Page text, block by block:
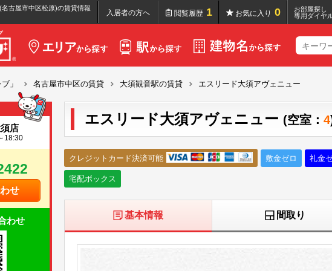
古屋市中区松原)の賃貸情報
入居者の方へ 閲覧履歴 1 お気に入り 0
お部屋探し
専用ダイヤ
」 名古屋市中区の賃貸 大須観音駅の賃貸 エスリード大須アヴェニュー
店
18:30
せ
わせ
エスリード大須アヴェニュー (空室： 4
クレジットカード決済可能 敷金ゼロ 礼金
宅配ボックス
基本情報 間取り